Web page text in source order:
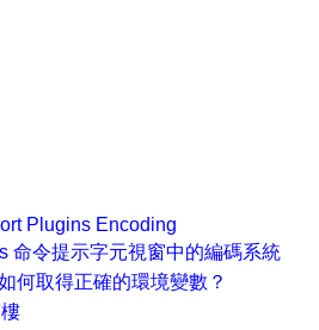
Plugins Encoding
命令提示字元視窗中的編碼系統
何取得正確的環境變數？